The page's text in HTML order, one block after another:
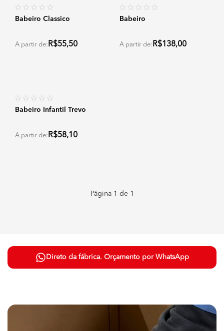
Babeiro Classico
A partir de: R$55,50
Babeiro
A partir de: R$138,00
Babeiro Infantil Trevo
A partir de: R$58,10
Página 1 de 1
Direto da fábrica. Orçamento por WhatsApp